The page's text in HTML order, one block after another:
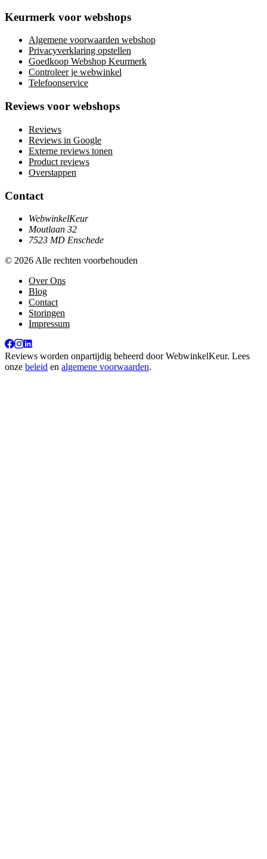
Keurmerk voor webshops
Algemene voorwaarden webshop
Privacyverklaring opstellen
Goedkoop Webshop Keurmerk
Controleer je webwinkel
Telefoonservice
Reviews voor webshops
Reviews
Reviews in Google
Externe reviews tonen
Product reviews
Overstappen
Contact
WebwinkelKeur
Moutlaan 32
7523 MD Enschede
© 2026 Alle rechten voorbehouden
Over Ons
Blog
Contact
Storingen
Impressum
Reviews worden onpartijdig beheerd doorWebwinkelKeur. Lees
onze beleid en algemene voorwaarden.